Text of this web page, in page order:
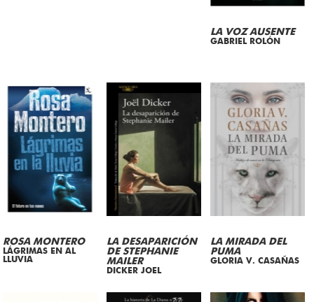
LA VOZ AUSENTE
GABRIEL ROLÓN
ROSA MONTERO
LÁGRIMAS EN AL
LLUVIA
LA DESAPARICIÓN
DE STEPHANIE
MAILER
DICKER JOEL
LA MIRADA DEL
PUMA
GLORIA V. CASAÑAS